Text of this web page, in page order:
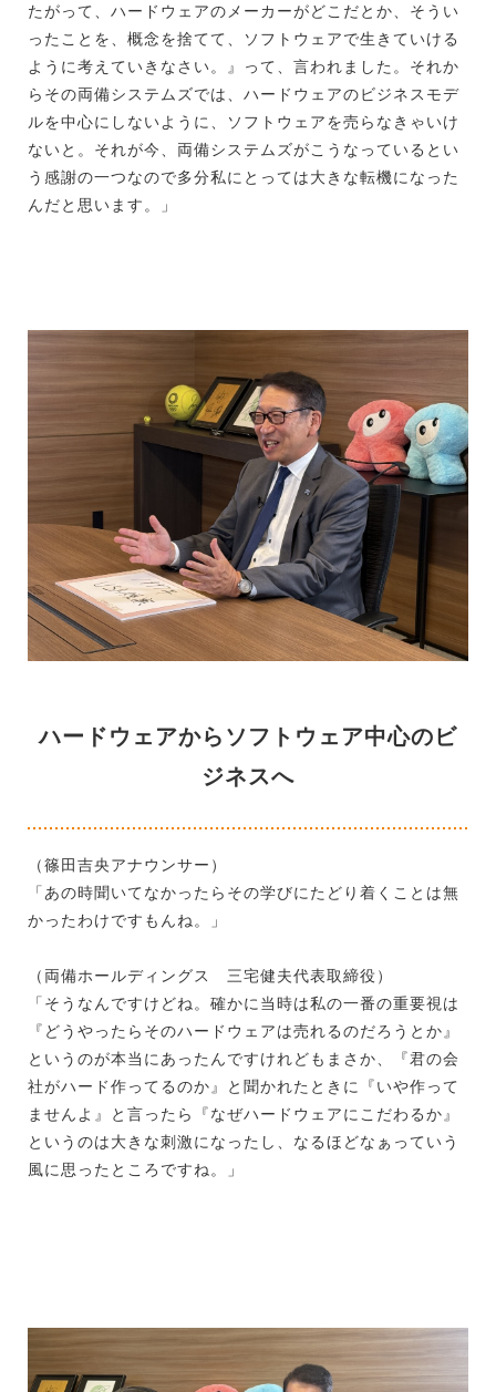
たがって、ハードウェアのメーカーがどこだとか、そうい
ったことを、概念を捨てて、ソフトウェアで生きていける
ように考えていきなさい。』って、言われました。それか
らその両備システムズでは、ハードウェアのビジネスモデ
ルを中心にしないように、ソフトウェアを売らなきゃいけ
ないと。それが今、両備システムズがこうなっているとい
う感謝の一つなので多分私にとっては大きな転機になった
んだと思います。」
ハードウェアからソフトウェア中心のビ
ジネスへ
（篠田吉央アナウンサー）
「あの時聞いてなかったらその学びにたどり着くことは無
かったわけですもんね。」
（両備ホールディングス 三宅健夫代表取締役）
「そうなんですけどね。確かに当時は私の一番の重要視は
『どうやったらそのハードウェアは売れるのだろうとか』
というのが本当にあったんですけれどもまさか、『君の会
社がハード作ってるのか』と聞かれたときに『いや作って
ませんよ』と言ったら『なぜハードウェアにこだわるか』
というのは大きな刺激になったし、なるほどなぁっていう
風に思ったところですね。」